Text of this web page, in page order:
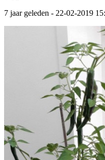
7 jaar geleden - 22-02-2019